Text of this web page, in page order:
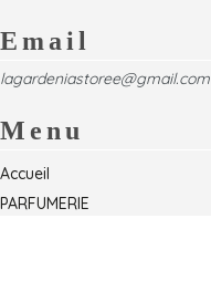
Email
lagardeniastoree@gmail.com
Menu
Accueil
PARFUMERIE